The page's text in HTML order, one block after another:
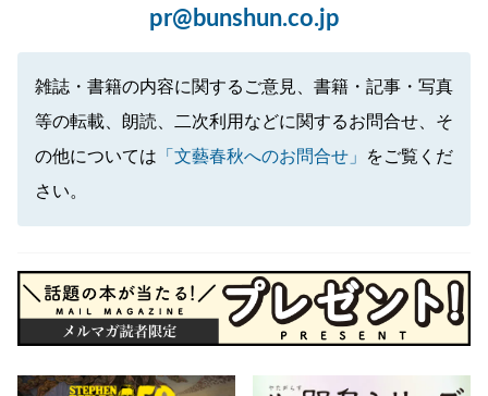
pr@bunshun.co.jp
雑誌・書籍の内容に関するご意見、書籍・記事・写真
等の転載、朗読、二次利用などに関するお問合せ、そ
の他については 「文藝春秋へのお問合せ」
をご覧くだ
さい。